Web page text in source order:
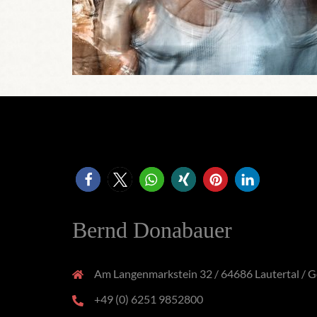
Bernd Donabauer
Am Langenmarkstein 32 / 64686 Lautertal /
+49 (0) 6251 9852800